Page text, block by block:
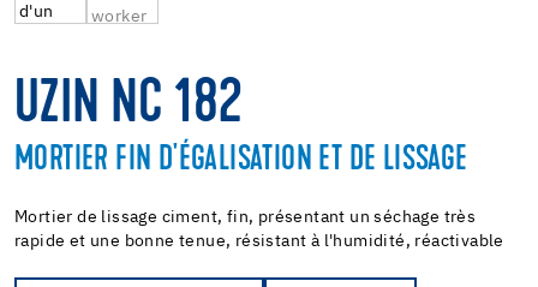
UZIN NC 182
MORTIER FIN D'ÉGALISATION ET DE LISSAGE
Mortier de lissage ciment, fin, présentant un séchage très
rapide et une bonne tenue, résistant à l'humidité, réactivable